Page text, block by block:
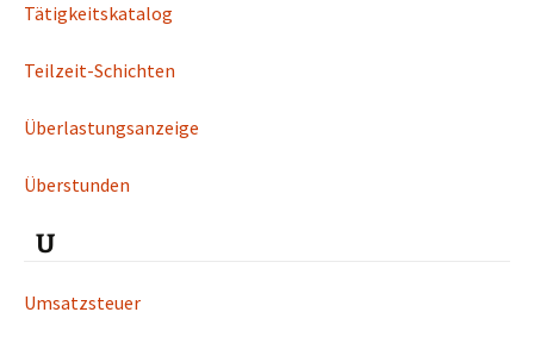
Tätigkeitskatalog
Teilzeit-Schichten
Überlastungsanzeige
Überstunden
U
Umsatzsteuer